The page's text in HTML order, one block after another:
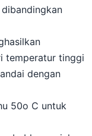
temperatur tinggi
dengan
50o C untuk